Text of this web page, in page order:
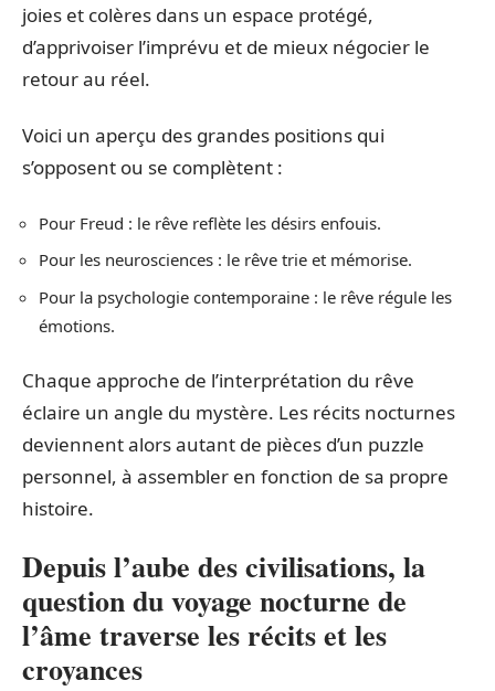
joies et colères dans un espace protégé,
d’apprivoiser l’imprévu et de mieux négocier le
retour au réel.
Voici un aperçu des grandes positions qui
s’opposent ou se complètent :
Pour Freud : le rêve reflète les désirs enfouis.
Pour les neurosciences : le rêve trie et mémorise.
Pour la psychologie contemporaine : le rêve régule les
émotions.
Chaque approche de l’interprétation du rêve
éclaire un angle du mystère. Les récits nocturnes
deviennent alors autant de pièces d’un puzzle
personnel, à assembler en fonction de sa propre
histoire.
Depuis l’aube des civilisations, la
question duvoyage nocturne de
l’âme traverse les récits et les
croyances